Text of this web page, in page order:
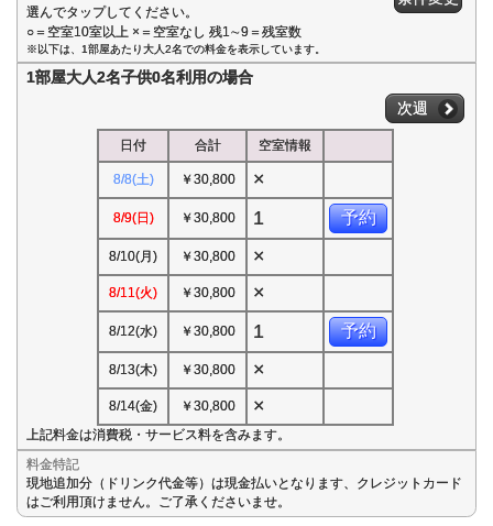
選んでタップしてください。
○＝空室10室以上 ×＝空室なし 残1∼9＝残室数
※以下は、1部屋あたり大人2名での料金を表示しています。
1部屋大人2名子供0名利用の場合
次週
日付 合計 空室情報
8/8(土) ￥30,800 ×
8/9(日) ￥30,800 1 予約
8/10(月) ￥30,800 ×
8/11(火) ￥30,800 ×
8/12(水) ￥30,800 1 予約
8/13(木) ￥30,800 ×
8/14(金) ￥30,800 ×
上記料金は消費税・サービス料を含みます。
料金特記
現地追加分（ドリンク代金等）は現金払いとなります、クレジットカード
はご利用頂けません。ご了承くださいませ。